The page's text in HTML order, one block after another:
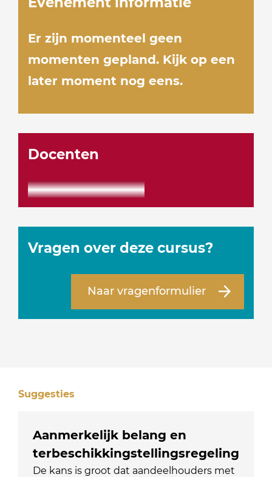
Er zijn momenteel geen
momenten gepland. Kijk op een
later moment nog eens.
Docenten
Vragen over deze cursus?
Naar vragenformulier
Suggesties
Aanmerkelijk belang en
terbeschikkingstellingsregeling
De kans is groot dat aandeelhouders met